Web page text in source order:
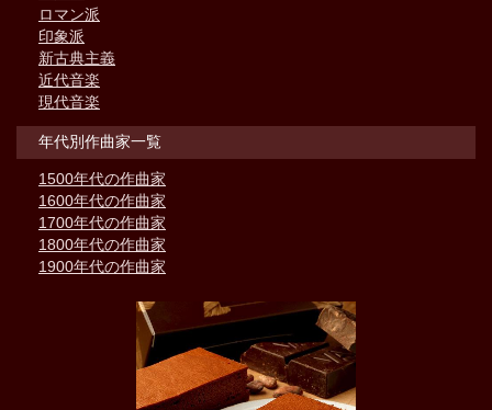
ロマン派
印象派
新古典主義
近代音楽
現代音楽
年代別作曲家一覧
1500年代の作曲家
1600年代の作曲家
1700年代の作曲家
1800年代の作曲家
1900年代の作曲家